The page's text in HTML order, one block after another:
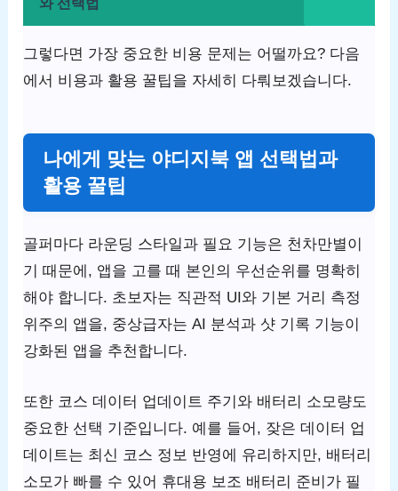
그렇다면 가장 중요한 비용 문제는 어떨까요? 다음
에서 비용과 활용 꿀팁을 자세히 다뤄보겠습니다.
나에게 맞는 야디지북 앱 선택법과
활용 꿀팁
골퍼마다 라운딩 스타일과 필요 기능은 천차만별이
기 때문에, 앱을 고를 때 본인의 우선순위를 명확히
해야 합니다. 초보자는 직관적 UI와 기본 거리 측정
위주의 앱을, 중상급자는 AI 분석과 샷 기록 기능이
강화된 앱을 추천합니다.
또한 코스 데이터 업데이트 주기와 배터리 소모량도
중요한 선택 기준입니다. 예를 들어, 잦은 데이터 업
데이트는 최신 코스 정보 반영에 유리하지만, 배터리
소모가 빠를 수 있어 휴대용 보조 배터리 준비가 필